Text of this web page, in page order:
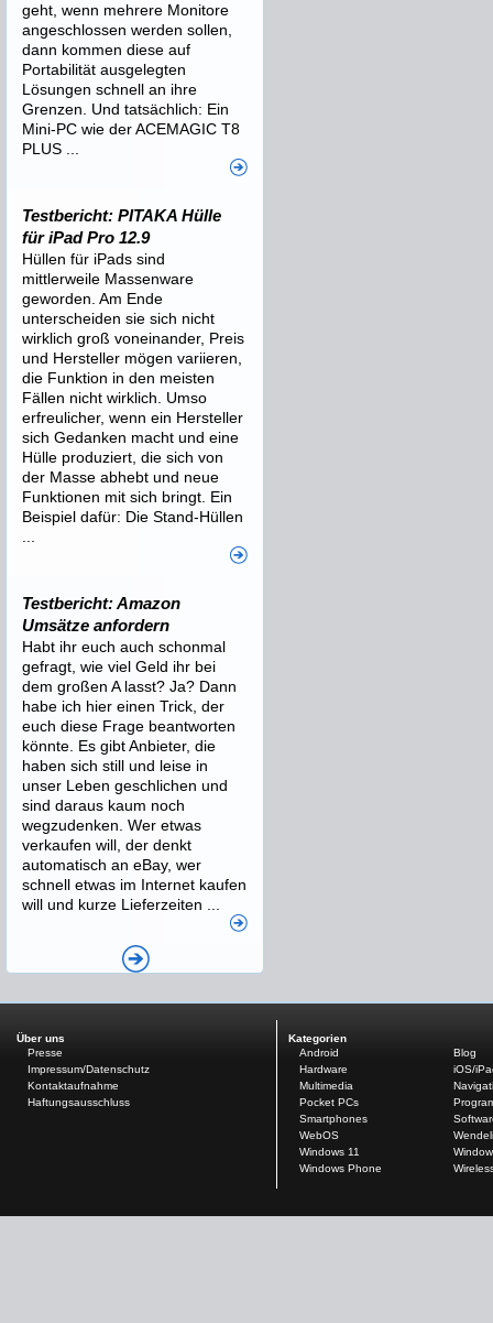
geht, wenn mehrere Monitore
angeschlossen werden sollen,
dann kommen diese auf
Portabilität ausgelegten
Lösungen schnell an ihre
Grenzen. Und tatsächlich: Ein
Mini-PC wie der ACEMAGIC T8
PLUS ...
Testbericht: PITAKA Hülle
für iPad Pro 12.9
Hüllen für iPads sind
mittlerweile Massenware
geworden. Am Ende
unterscheiden sie sich nicht
wirklich groß voneinander, Preis
und Hersteller mögen variieren,
die Funktion in den meisten
Fällen nicht wirklich. Umso
erfreulicher, wenn ein Hersteller
sich Gedanken macht und eine
Hülle produziert, die sich von
der Masse abhebt und neue
Funktionen mit sich bringt. Ein
Beispiel dafür: Die Stand-Hüllen
Testbericht: Amazon
Umsätze anfordern
Habt ihr euch auch schonmal
gefragt, wie viel Geld ihr bei
dem großen A lasst? Ja? Dann
habe ich hier einen Trick, der
euch diese Frage beantworten
könnte. Es gibt Anbieter, die
haben sich still und leise in
unser Leben geschlichen und
sind daraus kaum noch
wegzudenken. Wer etwas
verkaufen will, der denkt
automatisch an eBay, wer
schnell etwas im Internet kaufen
will und kurze Lieferzeiten ...
Über uns
Presse
Impressum/Datenschutz
Kontaktaufnahme
Haftungsausschluss
Kategorien
Android
Blog
Hardware
iOS/
Multimedia
Pocket PCs
Smartphones
WebOS
Windows 11
Windows Phone